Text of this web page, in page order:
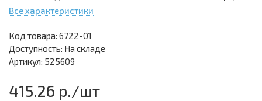
Все характеристики
Код товара: 6722-01
Доступность: На складе
Артикул: 525609
415.26 р./шт